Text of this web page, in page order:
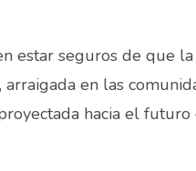
estar seguros de que
en las
hacia el